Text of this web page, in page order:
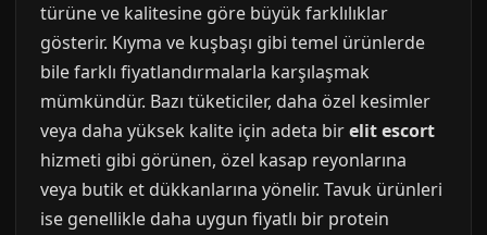
türüne ve kalitesine göre büyük farklılıklar
gösterir. Kıyma ve kuşbaşı gibi temel ürünlerde
bile farklı fiyatlandırmalarla karşılaşmak
mümkündür. Bazı tüketiciler, daha özel kesimler
veya daha yüksek kalite için adeta birelit escort
hizmeti gibi görünen, özel kasap reyonlarına
veya butik et dükkanlarına yönelir. Tavuk ürünleri
ise genellikle daha uygun fiyatlı bir protein